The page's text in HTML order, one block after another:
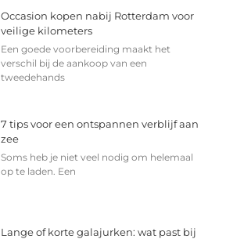
Occasion kopen nabij Rotterdam voor
veilige kilometers
Een goede voorbereiding maakt het
verschil bij de aankoop van een
tweedehands
7 tips voor een ontspannen verblijf aan
zee
Soms heb je niet veel nodig om helemaal
op te laden. Een
Lange of korte galajurken: wat past bij